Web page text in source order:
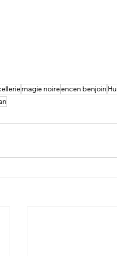
magie noireencen benjoin